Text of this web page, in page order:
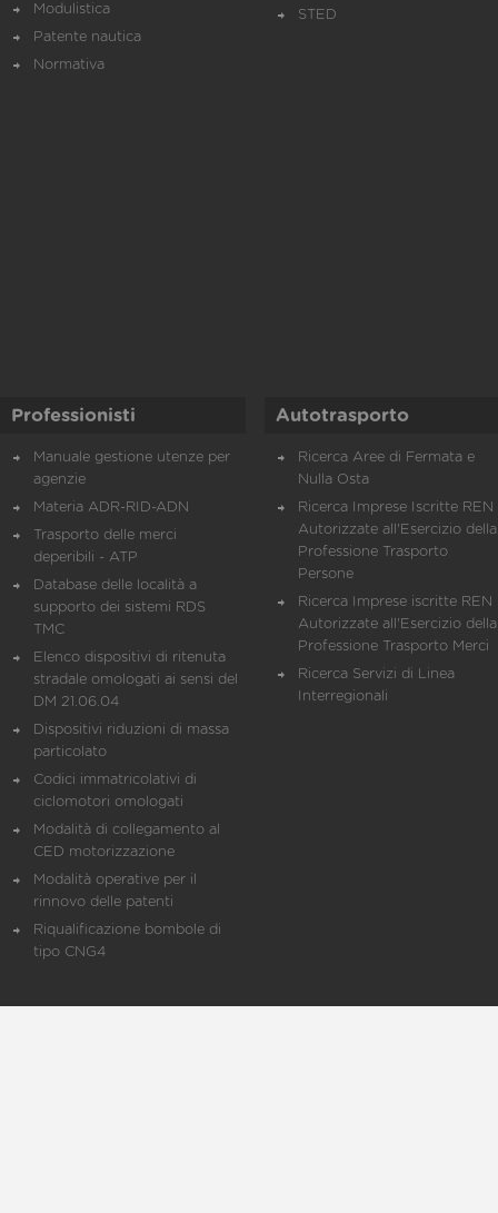
Modulistica
Patente nautica
Normativa
STED
Professionisti
Manuale gestione utenze per
agenzie
Materia ADR-RID-ADN
Trasporto delle merci
deperibili - ATP
Database delle località a
supporto dei sistemi RDS
TMC
Elenco dispositivi di ritenuta
stradale omologati ai sensi del
DM 21.06.04
Dispositivi riduzioni di massa
particolato
Codici immatricolativi di
ciclomotori omologati
Modalità di collegamento al
CED motorizzazione
Modalità operative per il
rinnovo delle patenti
Riqualificazione bombole di
tipo CNG4
Autotrasporto
Ricerca Aree di Fermata e
Nulla Osta
Ricerca Imprese Iscritte REN
Autorizzate all'Esercizio della
Professione Trasporto
Persone
Ricerca Imprese iscritte REN
Autorizzate all'Esercizio della
Professione Trasporto Merci
Ricerca Servizi di Linea
Interregionali